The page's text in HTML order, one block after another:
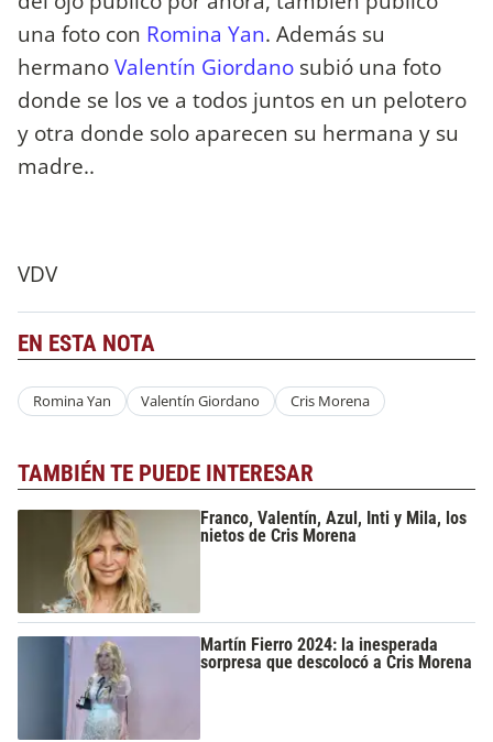
una foto con Romina Yan. Además su
hermanoValentín Giordano subió una foto
donde se los ve a todos juntos en un pelotero
y otra donde solo aparecen su hermana y su
madre..
VDV
EN ESTA NOTA
Romina Yan Valentín Giordano Cris Morena
TAMBIÉN TE PUEDE INTERESAR
Franco, Valentín, Azul, Inti y Mila, los
nietos de Cris Morena
Martín Fierro 2024: la inesperada
sorpresa que descolocó a Cris Morena